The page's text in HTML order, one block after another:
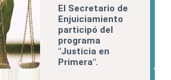
Blanca
El Secretario de
Enjuiciamiento
participó del
programa
"Justicia en
Primera".